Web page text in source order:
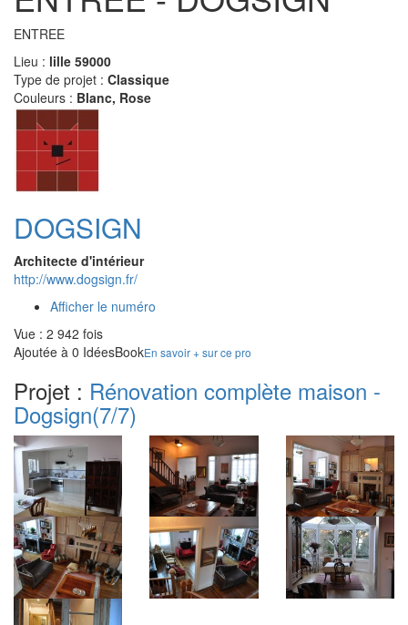
ENTREE
Lieu : lille 59000
Type de projet : Classique
Couleurs : Blanc, Rose
DOGSIGN
Architecte d'intérieur
http://www.dogsign.fr/
Afficher le numéro
Vue : 2 942 fois
Ajoutée à 0 IdéesBookEn savoir + sur ce pro
Projet : Rénovation complète maison -
Dogsign(7/7)